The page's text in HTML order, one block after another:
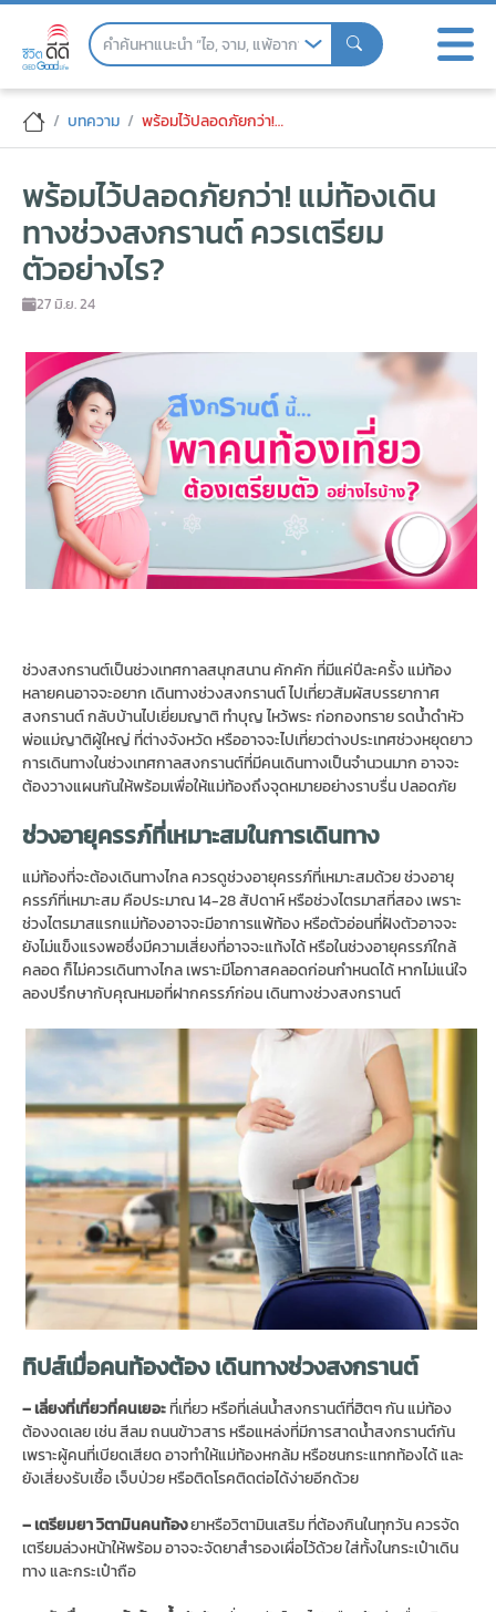
Skip
พร้อมไว้ปลอดภัยกว่า! แม่ท้องเดินทางช่วง
บทความ พร้อมไว้ปลอดภัยกว่า! แม่ท้องเดินทางช่วงสงกรานต์ ควรเตรียมตัวอย่างไร?
พร้อมไว้ปลอดภัยกว่า! แม่ท้องเดิน
ทางช่วงสงกรานต์ ควรเตรียม
ตัวอย่างไร?
27 มิ.ย. 24
ช่วงสงกรานต์เป็นช่วงเทศกาลสนุกสนาน คักคัก ที่มีแค่ปีละครั้ง แม่ท้อง
หลายคนอาจจะอยาก เดินทางช่วงสงกรานต์ ไปเที่ยวสัมผัสบรรยากาศ
สงกรานต์ กลับบ้านไปเยี่ยมญาติ ทำบุญ ไหว้พระ ก่อกองทราย รดน้ำดำหัว
พ่อแม่ญาติผู้ใหญ่ ที่ต่างจังหวัด หรืออาจจะไปเที่ยวต่างประเทศช่วงหยุดยาว
การเดินทางในช่วงเทศกาลสงกรานต์ที่มีคนเดินทางเป็นจำนวนมาก อาจจะ
ต้องวางแผนกันให้พร้อมเพื่อให้แม่ท้องถึงจุดหมายอย่างราบรื่น ปลอดภัย
ช่วงอายุครรภ์ที่เหมาะสมในการเดินทาง
แม่ท้องที่จะต้องเดินทางไกล ควรดูช่วงอายุครรภ์ที่เหมาะสมด้วย ช่วงอายุ
ครรภ์ที่เหมาะสม คือประมาณ 14-28 สัปดาห์ หรือช่วงไตรมาสที่สอง เพราะ
ช่วงไตรมาสแรกแม่ท้องอาจจะมีอาการแพ้ท้อง หรือตัวอ่อนที่ฝังตัวอาจจะ
ยังไม่แข็งแรงพอซึ่งมีความเสี่ยงที่อาจจะแท้งได้ หรือในช่วงอายุครรภ์ใกล้
คลอด ก็ไม่ควรเดินทางไกล เพราะมีโอกาสคลอดก่อนกำหนดได้ หากไม่แน่ใจ
ลองปรึกษากับคุณหมอที่ฝากครรภ์ก่อน เดินทางช่วงสงกรานต์
ทิปส์เมื่อคนท้องต้อง เดินทางช่วงสงกรานต์
– เลี่ยงที่เที่ยวที่คนเยอะ ที่เที่ยว หรือที่เล่นน้ำสงกรานต์ที่ฮิตๆ กัน แม่ท้อง
ต้องงดเลย เช่น สีลม ถนนข้าวสาร หรือแหล่งที่มีการสาดน้ำสงกรานต์กัน
เพราะผู้คนที่เบียดเสียด อาจทำให้แม่ท้องหกล้ม หรือชนกระแทกท้องได้ และ
ยังเสี่ยงรับเชื้อ เจ็บป่วย หรือติดโรคติดต่อได้ง่ายอีกด้วย
– เตรียมยา วิตามินคนท้องยาหรือวิตามินเสริม ที่ต้องกินในทุกวัน ควรจัด
เตรียมล่วงหน้าให้พร้อม อาจจะจัดยาสำรองเผื่อไว้ด้วย ใส่ทั้งในกระเป๋าเดิน
ทาง และกระเป๋าถือ